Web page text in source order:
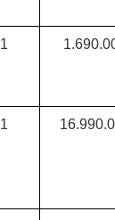
1
1